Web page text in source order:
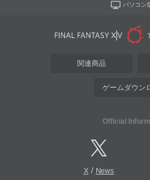
パソコン
関連商品
ゲームダウン
Official
X/ News